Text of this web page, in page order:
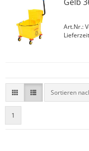
Art.Nr.:
Sortieren
Sortieren
1